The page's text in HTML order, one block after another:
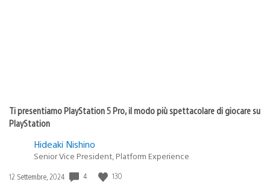
Ti presentiamo PlayStation 5 Pro, il modo più spettacolare di giocare su
PlayStation
Hideaki Nishino
Senior Vice President, Platform Experience
Data
12 Settembre, 2024 4 130